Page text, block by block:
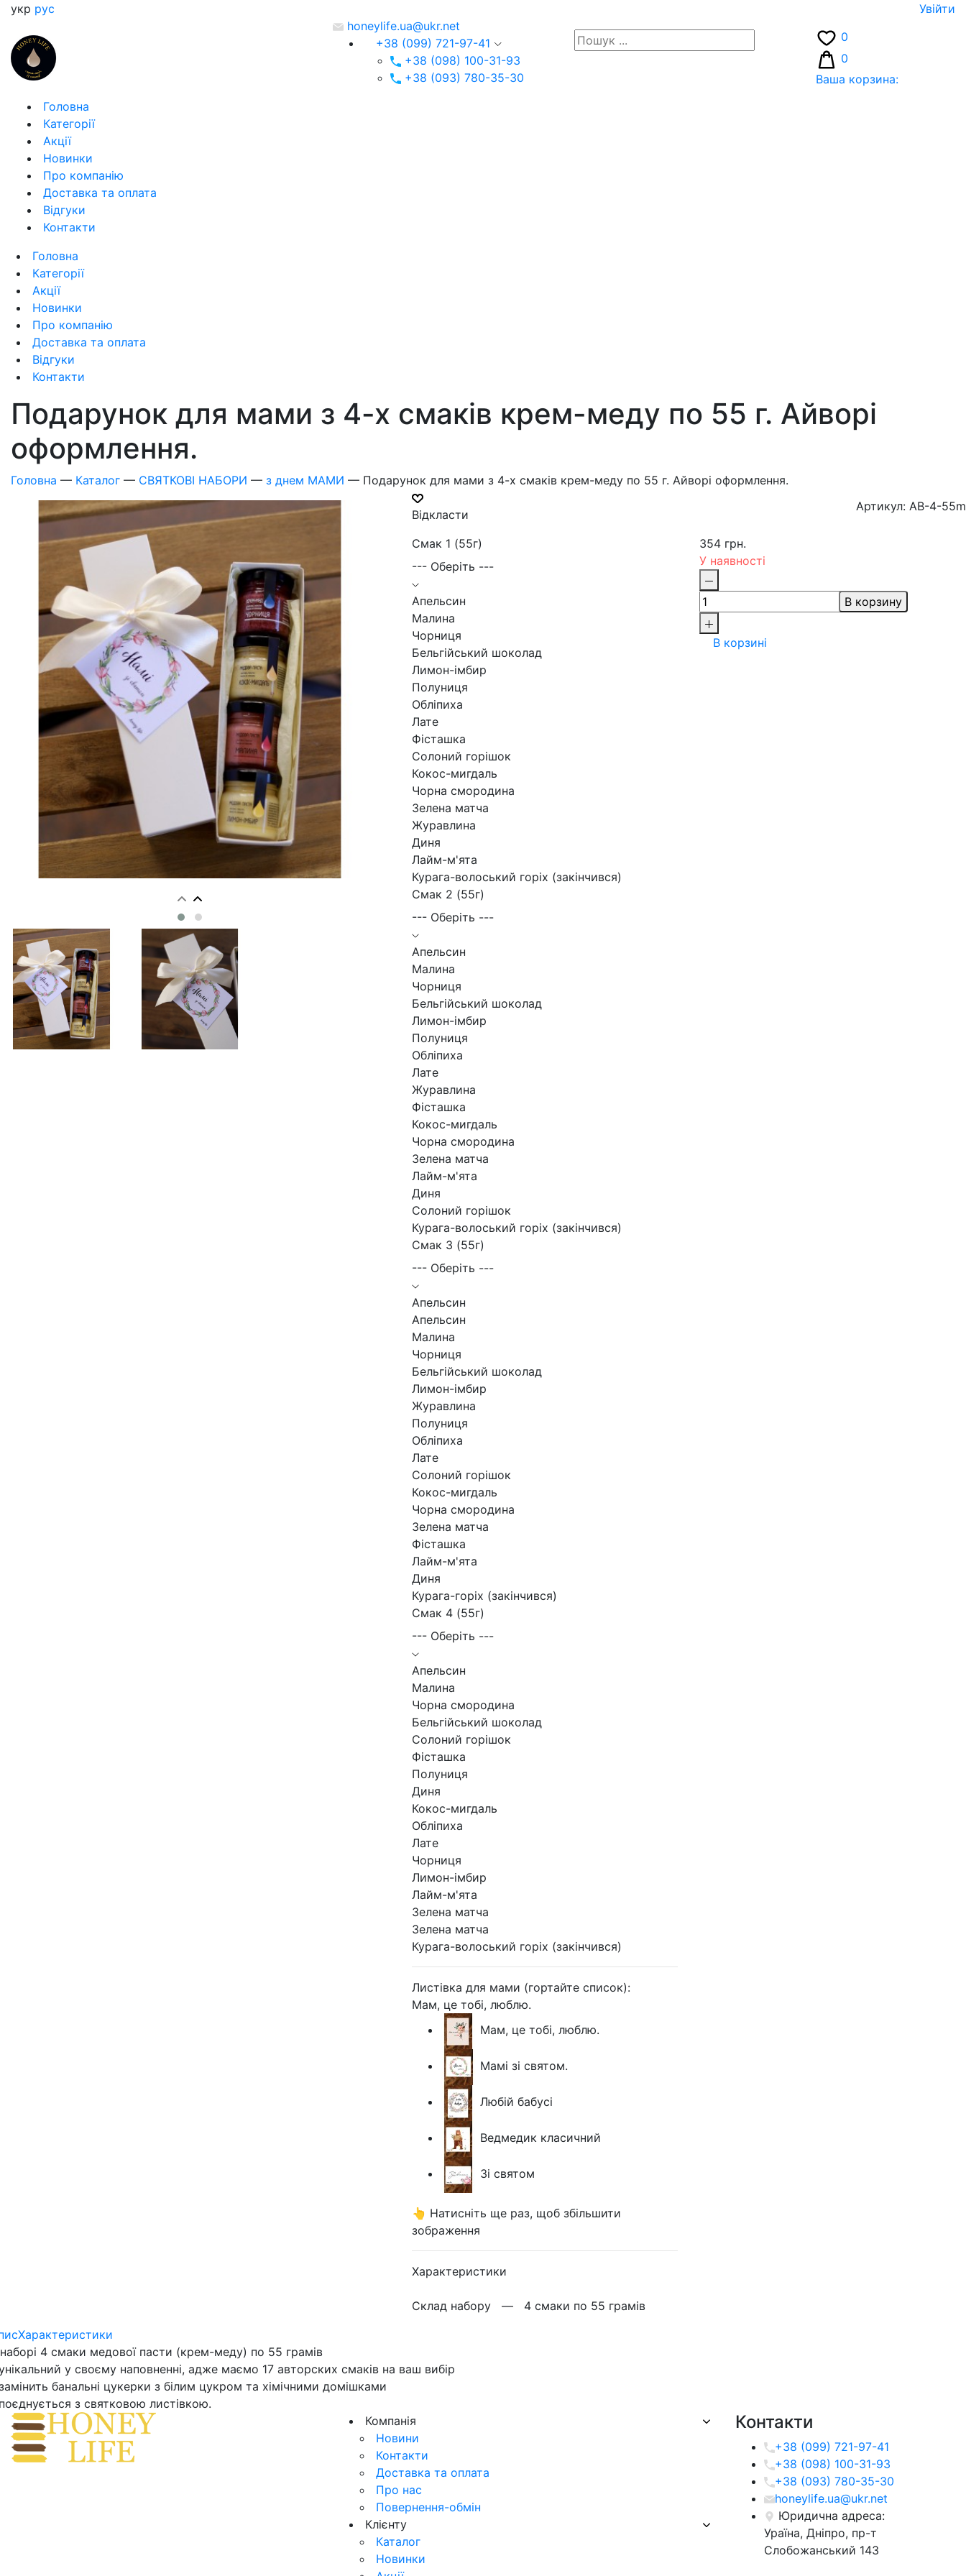
укр рус
Увiйти
honeylife.ua@ukr.net
+38 (099) 721-97-41
+38 (098) 100-31-93
+38 (093) 780-35-30
0
0
Ваша корзина:
Головна
Категорії
Акції
Новинки
Про компанію
Доставка та оплата
Відгуки
Контакти
Головна
Категорії
Акції
Новинки
Про компанію
Доставка та оплата
Відгуки
Контакти
Подарунок для мами з 4-х смаків крем-меду по 55 г. Айворі
оформлення.
Головна — Каталог — СВЯТКОВІ НАБОРИ — з днем МАМИ — Подарунок для мами з 4-х смаків крем-меду по 55 г. Айворі оформлення.
Відкласти
Артикул: AB-4-55m
Смак 1 (55г)
--- Оберіть ---
Апельсин
Малина
Чорниця
Бельгійський шоколад
Лимон-імбир
Полуниця
Обліпиха
Лате
Фісташка
Солоний горішок
Кокос-мигдаль
Чорна смородина
Зелена матча
Журавлина
Диня
Лайм-м'ята
Курага-волоський горіх (закінчився)
Смак 2 (55г)
--- Оберіть ---
Апельсин
Малина
Чорниця
Бельгійський шоколад
Лимон-імбир
Полуниця
Обліпиха
Лате
Журавлина
Фісташка
Кокос-мигдаль
Чорна смородина
Зелена матча
Лайм-м'ята
Диня
Солоний горішок
Курага-волоський горіх (закінчився)
Смак 3 (55г)
--- Оберіть ---
Апельсин
Апельсин
Малина
Чорниця
Бельгійський шоколад
Лимон-імбир
Журавлина
Полуниця
Обліпиха
Лате
Солоний горішок
Кокос-мигдаль
Чорна смородина
Зелена матча
Фісташка
Лайм-м'ята
Диня
Курага-горіх (закінчився)
Смак 4 (55г)
--- Оберіть ---
Апельсин
Малина
Чорна смородина
Бельгійський шоколад
Солоний горішок
Фісташка
Полуниця
Диня
Кокос-мигдаль
Обліпиха
Лате
Чорниця
Лимон-імбир
Лайм-м'ята
Зелена матча
Зелена матча
Курага-волоський горіх (закінчився)
Листівка для мами (гортайте список):
Мам, це тобі, люблю.
Мам, це тобі, люблю.
Мамі зі святом.
Любій бабусі
Ведмедик класичний
Зі святом
👆 Натисніть ще раз, щоб збільшити
зображення
Характеристики
Склад набору — 4 смаки по 55 грамів
354 грн.
У наявності
В корзину
В корзині
Характеристики
4 смаки медової пасти (крем-меду) по 55 грамів
у своєму наповненні, адже маємо 17 авторских смаків на ваш вибір
банальні цукерки з білим цукром та хімічними домішками
з святковою листівкою.
Компанія
Новини
Контакти
Доставка та оплата
Про нас
Повернення-обмін
Клієнту
Каталог
Новинки
Контакти
+38 (099) 721-97-41
+38 (098) 100-31-93
+38 (093) 780-35-30
honeylife.ua@ukr.net
Юридична адреса:
Ураїна, Дніпро, пр-т
Слобожанський 143